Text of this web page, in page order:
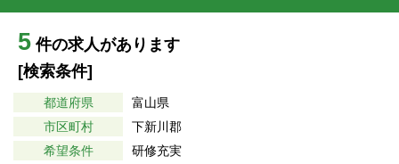
5 件の求人があります
[検索条件]
都道府県
富山県
市区町村
下新川郡
希望条件
研修充実